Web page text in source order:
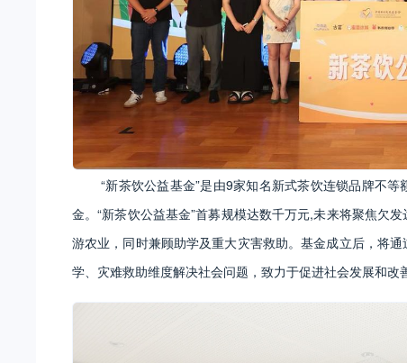
“新茶饮公益基金”是由9家知名新式茶饮连锁品牌不
金。“新茶饮公益基金”首募规模达数千万元,未来将聚焦欠
游农业，同时兼顾助学及重大灾害救助。基金成立后，将
学、灾难救助维度解决社会问题，致力于促进社会发展和改